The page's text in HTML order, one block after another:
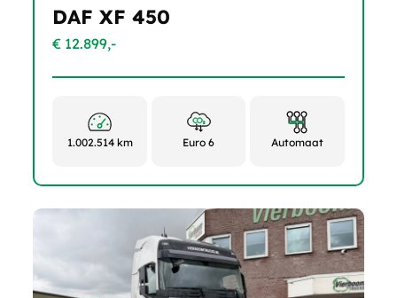
DAF XF 450
€ 12.899,-
1.002.514 km Euro 6 Automaat